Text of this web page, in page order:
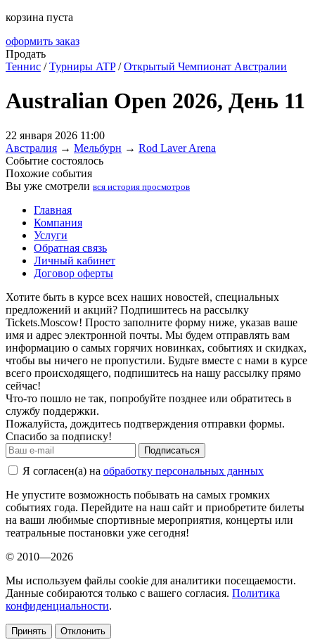
корзина пуста
оформить заказ
Продать
Теннис /Турниры ATP/Открытый Чемпионат Австралии
Australian Open 2026, День 11
22 января 2026 11:00
Австралия → Мельбурн → Rod Laver Arena
Событие состоялось
Похожие события
Вы уже смотрели вся история просмотров
Главная
Компания
Услуги
Обратная связь
Личный кабинет
Договор оферты
Хотите быть в курсе всех наших новостей, специальных
предложений и акций? Подпишитесь на рассылку
Tickets.Moscow! Просто заполните форму ниже, указав ваше
имя и адрес электронной почты. Мы будем отправлять вам
информацию о самых горячих новинках, событиях и скидках,
чтобы вы ничего не пропустили. Будьте вместе с нами в курсе
всего происходящего, подпишитесь на нашу рассылку прямо
сейчас!
Что-то пошло не так, попробуйте позднее или обратитесь в
службу поддержки.
Пожалуйста, дождитесь подтверждения отправки формы.
Спасибо за подписку!
Подписаться
Я согласен(а) на обработку персональных данных
Не упустите возможность побывать на самых громких
событиях года. Перейдите на наш сайт и приобретите билеты
на ваши любимые спортивные мероприятия, концерты или
театральные постановки уже сегодня!
© 2010—2026
Мы используем файлы cookie для аналитики посещаемости.
Данные собираются только с вашего согласия. Политика
конфиденциальности.
Принять Отклонить